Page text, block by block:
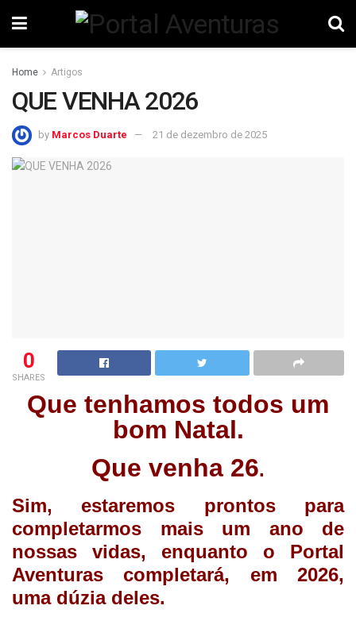
Home Artigos
QUE VENHA 2026
by Marcos Duarte 21 de dezembro de 2025
0
SHARES
Que tenhamos todos um
bom Natal.
Que venha 26.
Sim, estaremos prontos para
completarmos mais um ano de
nossas vidas, enquanto o Portal
Aventuras completará, em 2026,
uma dúzia deles.